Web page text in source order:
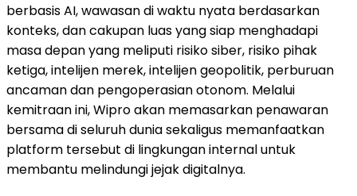
berbasis AI, wawasan di waktu nyata berdasarkan
konteks, dan cakupan luas yang siap menghadapi
masa depan yang meliputi risiko siber, risiko pihak
ketiga, intelijen merek, intelijen geopolitik, perburuan
ancaman dan pengoperasian otonom. Melalui
kemitraan ini, Wipro akan memasarkan penawaran
bersama di seluruh dunia sekaligus memanfaatkan
platform tersebut di lingkungan internal untuk
membantu melindungi jejak digitalnya.